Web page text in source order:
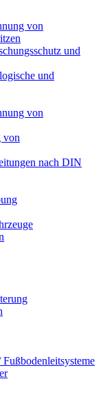
von
und
und
von
von
nach DIN